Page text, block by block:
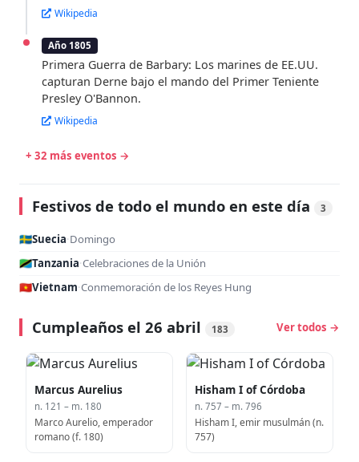
Wikipedia
Año 1805
Primera Guerra de Barbary: Los marines de EE.UU.
capturan Derne bajo el mando del Primer Teniente
Presley O'Bannon.
Wikipedia
+ 32 más eventos →
Festivos de todo el mundo en este día 3
🇸🇪Suecia·Domingo
🇹🇿Tanzania·Celebraciones de la Unión
🇻🇳Vietnam·Conmemoración de los Reyes Hung
Cumpleaños el 26 abril 183 Ver todos →
Marcus Aurelius
n. 121 – m. 180
Marco Aurelio, emperador
romano (f. 180)
Hisham I of Córdoba
n. 757 – m. 796
Hisham I, emir musulmán (n.
757)